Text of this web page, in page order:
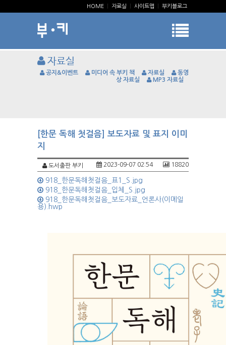
HOME 자료실 사이트맵 부키블로그
자료실
공지&이벤트 미디어 속 부키 책 자료실
동영
상 자료실
MP3 자료실
[한문 독해 첫걸음] 보도자료 및 표지 이미
지
도서출판 부키 18820
2023-09-07 02:54
918_한문독해첫걸음_표1_S.jpg
918_한문독해첫걸음_입체_S.jpg
918_한문독해첫걸음_보도자료_언론사(이메일
용).hwp